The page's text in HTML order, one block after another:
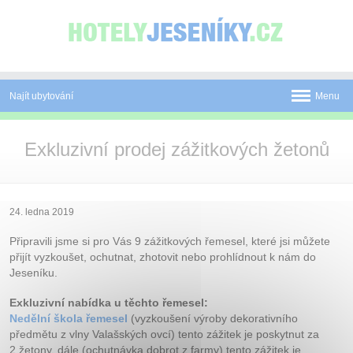
Najít ubytování
O Jeseníkách
O nás
Kontakt
Menu
Exkluzivní prodej zážitkových žetonů
24. ledna 2019
Připravili jsme si pro Vás 9 zážitkových řemesel, které jsi můžete
přijít vyzkoušet, ochutnat, zhotovit nebo prohlídnout k nám do
Jeseníku.
Exkluzivní nabídka u těchto řemesel:
Nedělní škola řemesel (vyzkoušení výroby dekorativního
předmětu z vlny Valašských ovcí) tento zážitek je poskytnut za
2 žetony, dále (ochutnávka dobrot z farmy) tento zážitek je